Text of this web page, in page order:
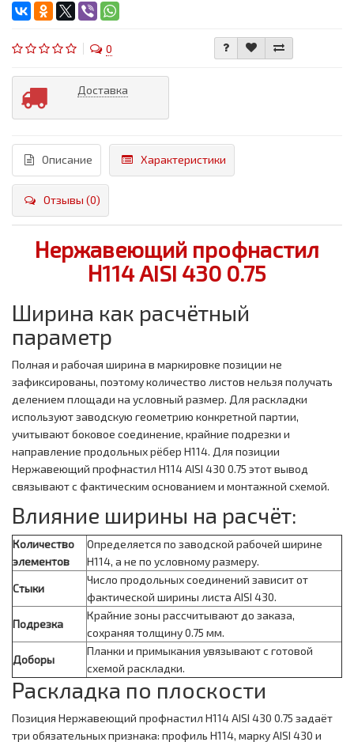
0
Доставка
Описание Характеристики
Отзывы (0)
Нержавеющий профнастил
Н114 AISI 430 0.75
Ширина как расчётный
параметр
Полная и рабочая ширина в маркировке позиции не
зафиксированы, поэтому количество листов нельзя получать
делением площади на условный размер. Для раскладки
используют заводскую геометрию конкретной партии,
учитывают боковое соединение, крайние подрезки и
направление продольных рёбер Н114. Для позиции
Нержавеющий профнастил Н114 AISI 430 0.75 этот вывод
связывают с фактическим основанием и монтажной схемой.
Влияние ширины на расчёт:
Количество
элементов
Определяется по заводской рабочей ширине
Н114, а не по условному размеру.
Стыки
Число продольных соединений зависит от
фактической ширины листа AISI 430.
Подрезка
Крайние зоны рассчитывают до заказа,
сохраняя толщину 0.75 мм.
Доборы
Планки и примыкания увязывают с готовой
схемой раскладки.
Раскладка по плоскости
Позиция Нержавеющий профнастил Н114 AISI 430 0.75 задаёт
три обязательных признака: профиль Н114, марку AISI 430 и